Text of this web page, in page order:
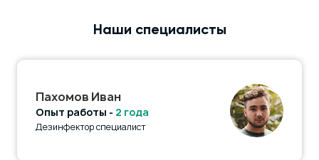
Наши специалисты
Пахомов Иван
Опыт работы - 2 года
Дезинфектор специалист